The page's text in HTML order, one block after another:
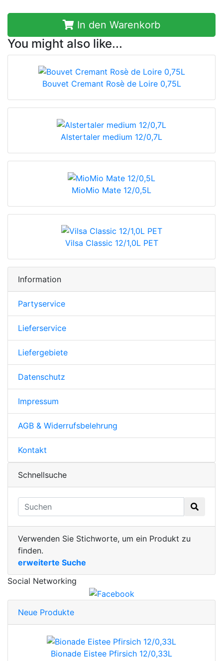
In den Warenkorb
You might also like...
Bouvet Cremant Rosè de Loire 0,75L
Alstertaler medium 12/0,7L
MioMio Mate 12/0,5L
Vilsa Classic 12/1,0L PET
Information
Partyservice
Lieferservice
Liefergebiete
Datenschutz
Impressum
AGB & Widerrufsbelehrung
Kontakt
Schnellsuche
Verwenden Sie Stichworte, um ein Produkt zu
finden.
erweiterte Suche
Social Networking
Neue Produkte
Bionade Eistee Pfirsich 12/0,33L